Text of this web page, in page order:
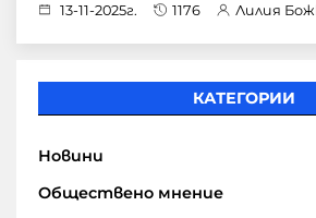
13-11-2025г. 1176 Лилия
КАТЕГОРИИ
Новини
Обществено мнение